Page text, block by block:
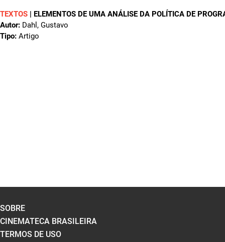
TEXTOS | ELEMENTOS DE UMA ANÁLISE DA POLÍTICA DE
Autor: Dahl, Gustavo
Tipo: Artigo
SOBRE
CINEMATECA BRASILEIRA
TERMOS DE USO